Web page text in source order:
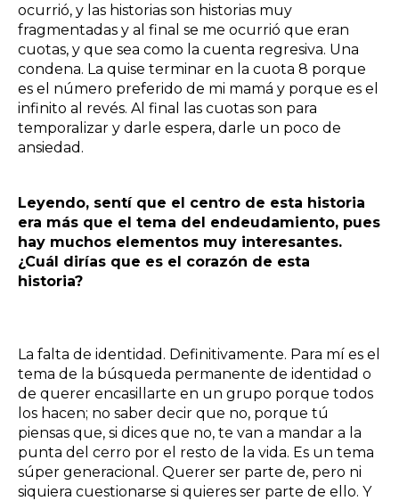
ocurrió, y las historias son historias muy
fragmentadas y al final se me ocurrió que eran
cuotas, y que sea como la cuenta regresiva. Una
condena. La quise terminar en la cuota 8 porque
es el número preferido de mi mamá y porque es el
infinito al revés. Al final las cuotas son para
temporalizar y darle espera, darle un poco de
ansiedad.
Leyendo, sentí que el centro de esta historia
era más que el tema del endeudamiento, pues
hay muchos elementos muy interesantes.
¿Cuál dirías que es el corazón de esta
historia?
La falta de identidad. Definitivamente. Para mí es el
tema de la búsqueda permanente de identidad o
de querer encasillarte en un grupo porque todos
los hacen; no saber decir que no, porque tú
piensas que, si dices que no, te van a mandar a la
punta del cerro por el resto de la vida. Es un tema
súper generacional. Querer ser parte de, pero ni
siquiera cuestionarse si quieres ser parte de ello. Y